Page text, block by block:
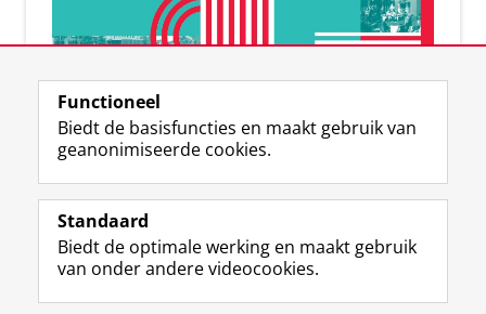
De online RUG-community
Banen | connecties | events
Volg ons op
F
I
Functioneel
Biedt de basisfuncties en maakt gebruik van
geanonimiseerde cookies.
Standaard
Biedt de optimale werking en maakt gebruik
van onder andere videocookies.